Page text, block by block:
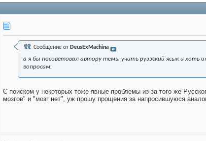
Сообщение от DeusExMachina
а я бы посоветовал автору темы учить руззский ясык и хоть
вопросам.
С поиском у некоторых тоже явные проблемы из-за того же
мозгов" и "мозг нет", уж прошу прощения за напросившуюся